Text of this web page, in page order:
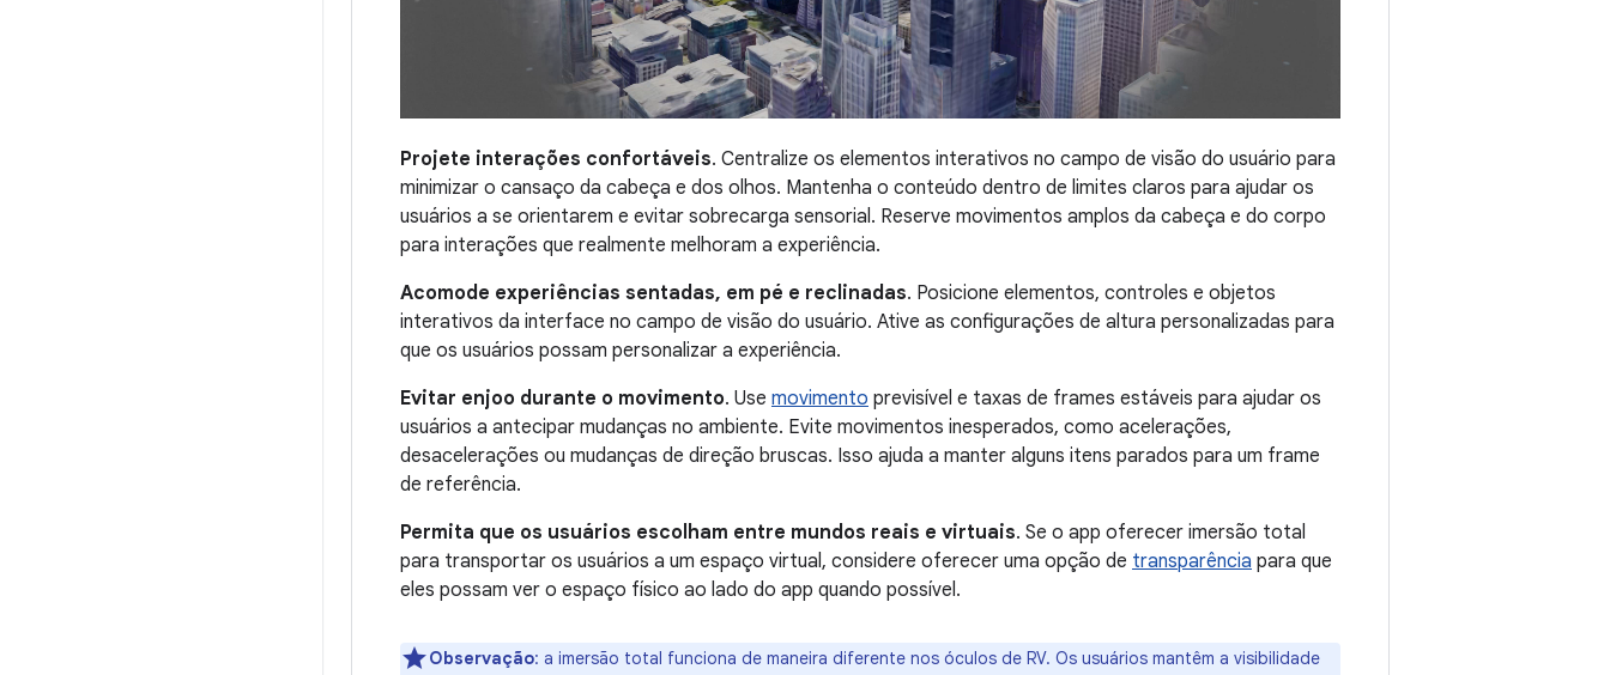
Projete interações confortáveis. Centralize os elementos interativos no campo de visão do usuário para
minimizar o cansaço da cabeça e dos olhos. Mantenha o conteúdo dentro de limites claros para ajudar os
usuários a se orientarem e evitar sobrecarga sensorial. Reserve movimentos amplos da cabeça e do corpo
para interações que realmente melhoram a experiência.
Acomode experiências sentadas, em pé e reclinadas. Posicione elementos, controles e objetos
interativos da interface no campo de visão do usuário. Ative as configurações de altura personalizadas para
que os usuários possam personalizar a experiência.
Evitar enjoo durante o movimento. Use movimento previsível e taxas de frames estáveis para ajudar os
usuários a antecipar mudanças no ambiente. Evite movimentos inesperados, como acelerações,
desacelerações ou mudanças de direção bruscas. Isso ajuda a manter alguns itens parados para um frame
de referência.
Permita que os usuários escolham entre mundos reais e virtuais. Se o app oferecer imersão total
para transportar os usuários a um espaço virtual, considere oferecer uma opção de transparência para que
eles possam ver o espaço físico ao lado do app quando possível.
Observação: a imersão total funciona de maneira diferente nos óculos de RV. Os usuários mantêm a visibilidade